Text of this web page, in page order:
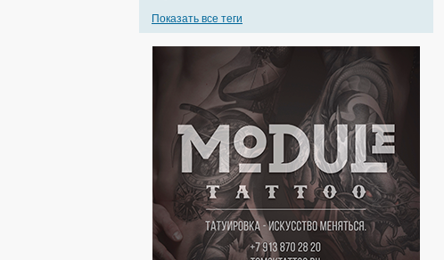
Показать все теги